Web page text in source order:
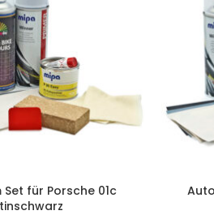
für Porsche 01c